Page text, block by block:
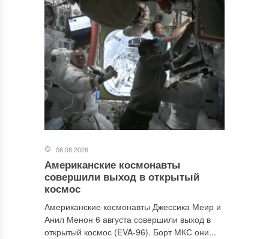
06.08.2026
Американские космонавты
совершили выход в открытый
космос
Американские космонавты Джессика Меир и
Анил Менон 6 августа совершили выход в
открытый космос (EVA-96). Борт МКС они...